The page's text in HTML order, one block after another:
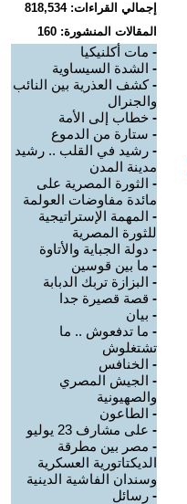
إجمالي القراءات: 818,534
المقالات المنشورة: 160
- مات أكلنيكيا
- الشدة السيساوية
-كشف العذرية بين النائب
والجنرال
- خطاب إلى الأمة
- ستارة من الدموع
- رشيد في القلب .. رشيد
مدينة المدن
- الثورة المصرية على
مائدة مفاوضات العولمة
- المهمة الإستراتيجية
للثورة المصرية
- دولة الجباية والأتاوة
- ما بين قوسين
- البزازة تربك الدبابة
- قصة قصيرة جدا
- بيان
- ما تدفعوش .. ما
تشتغلوش
- الخنافس
- الجيش المصري
والصهيونية
- الطاعون
- على مشارف 23 يوليو
- مصر بين مطرقة
الديكتاتورية العسكرية
وسندان الفاشية الدينية
- رسائل